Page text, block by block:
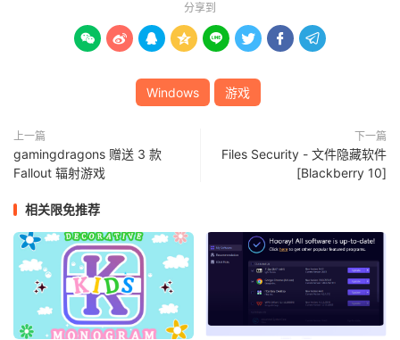
分享到
       
Windows 游戏
上一篇
gamingdragons 赠送 3 款
Fallout 辐射游戏
下一篇
Files Security - 文件隐藏软件
[Blackberry 10]
相关限免推荐